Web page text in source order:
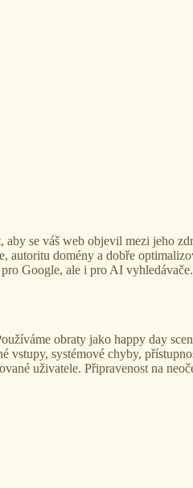
aby se váš web objevil mezi jeho
autoritu domény a dobře
Google, ale i pro AI
obraty jako happy day
vstupy, systémové chyby,
uživatele. Připravenost na